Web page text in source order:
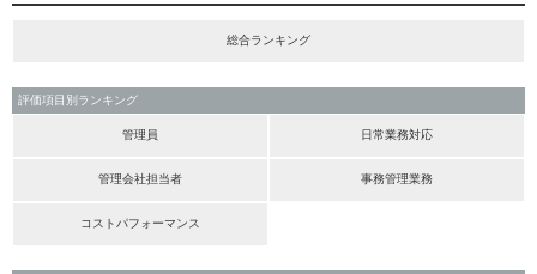
総合ランキング
評価項目別ランキング
管理員 日常業務対応
管理会社担当者 事務管理業務
コストパフォーマンス